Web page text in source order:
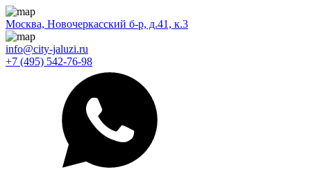
Москва, Новочеркасский б-р, д.41, к.3
info@city-jaluzi.ru
+7 (495) 542-76-98